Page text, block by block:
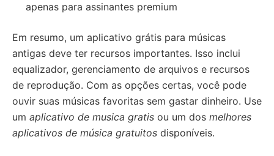
apenas para assinantes premium
Em resumo, um aplicativo grátis para músicas
antigas deve ter recursos importantes. Isso inclui
equalizador, gerenciamento de arquivos e recursos
de reprodução. Com as opções certas, você pode
ouvir suas músicas favoritas sem gastar dinheiro. Use
um aplicativo de musica gratis ou um dos melhores
aplicativos de música gratuitos disponíveis.